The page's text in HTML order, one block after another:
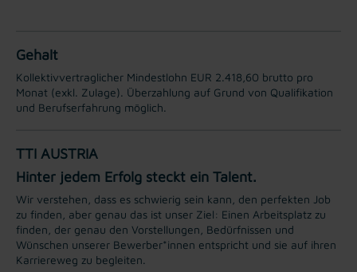
Gehalt
Kollektivvertraglicher Mindestlohn EUR 2.418,60 brutto pro
Monat (exkl. Zulage). Überzahlung auf Grund von Qualifikation
und Berufserfahrung möglich.
TTI AUSTRIA
Hinter jedem Erfolg steckt ein Talent.
Wir verstehen, dass es schwierig sein kann, den perfekten Job
zu finden, aber genau das ist unser Ziel: Einen Arbeitsplatz zu
finden, der genau den Vorstellungen, Bedürfnissen und
Wünschen unserer Bewerber*innen entspricht und sie auf ihren
Karriereweg zu begleiten.